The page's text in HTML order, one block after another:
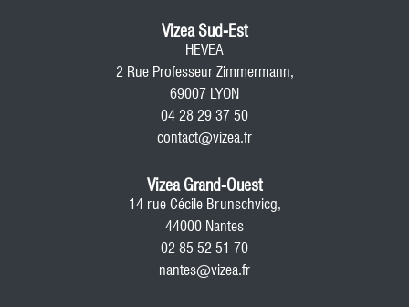
Vizea Sud-Est
HEVEA
2 Rue Professeur Zimmermann,
69007 LYON
04 28 29 37 50
contact@vizea.fr
Vizea Grand-Ouest
14 rue Cécile Brunschvicg,
44000 Nantes
02 85 52 51 70
nantes@vizea.fr